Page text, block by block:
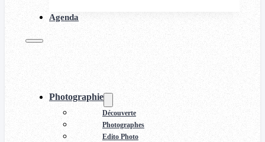
Agenda
Photographie
Découverte
Photographes
Edito Photo